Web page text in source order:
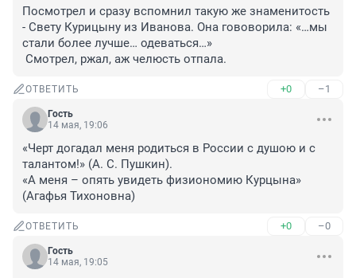
Посмотрел и сразу вспомнил такую же знаменитость
- Свету Курицыну из Иванова. Она гововорила: «…мы
стали более лучше… одеваться…»
Смотрел, ржал, аж челюсть отпала.
ОТВЕТИТЬ +0 –1
Гость
14 мая, 19:06
«Черт догадал меня родиться в России с душою и с
талантом!» (А. С. Пушкин).
«А меня – опять увидеть физиономию Курцына»
(Агафья Тихоновна)
ОТВЕТИТЬ +0 –0
Гость
14 мая, 19:05